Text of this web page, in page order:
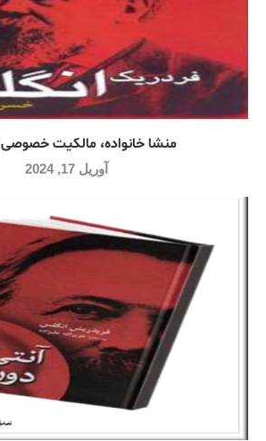
منشا خانواده، مالکیت
آوریل 17, 2024